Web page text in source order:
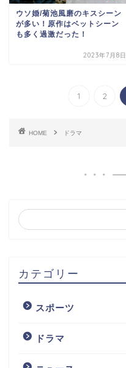
ウソ婚/菊池風磨のキスシーン
が多い！原作はベットシーン
も多く過激だった！
2023年7月8日
1 2
HOME ドラマ
カテゴリー
スポーツ
ドラマ